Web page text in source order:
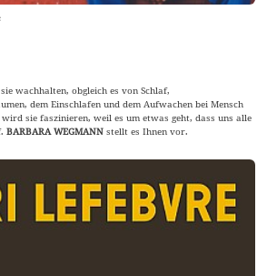
wachhalten, obgleich es von Schlaf,
dem Einschlafen und dem Aufwachen bei Mensch
sie faszinieren, weil es um etwas geht, dass uns alle
BARBARA WEGMANNstellt es Ihnen vor.